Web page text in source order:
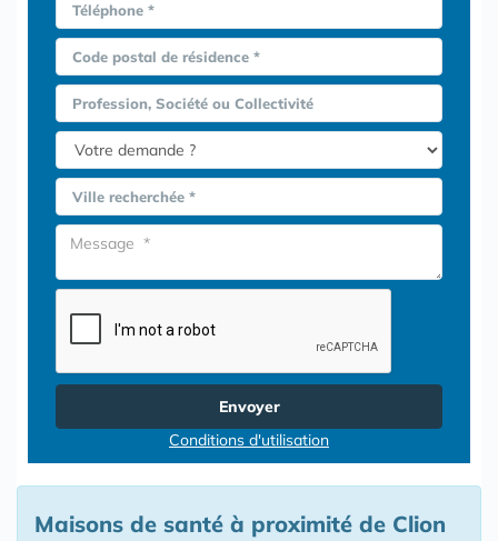
Téléphone *
Code postal de résidence *
Profession, Société ou Collectivité
Ville recherchée *
Envoyer
Conditions d'utilisation
Maisons de santé à proximité de Clion